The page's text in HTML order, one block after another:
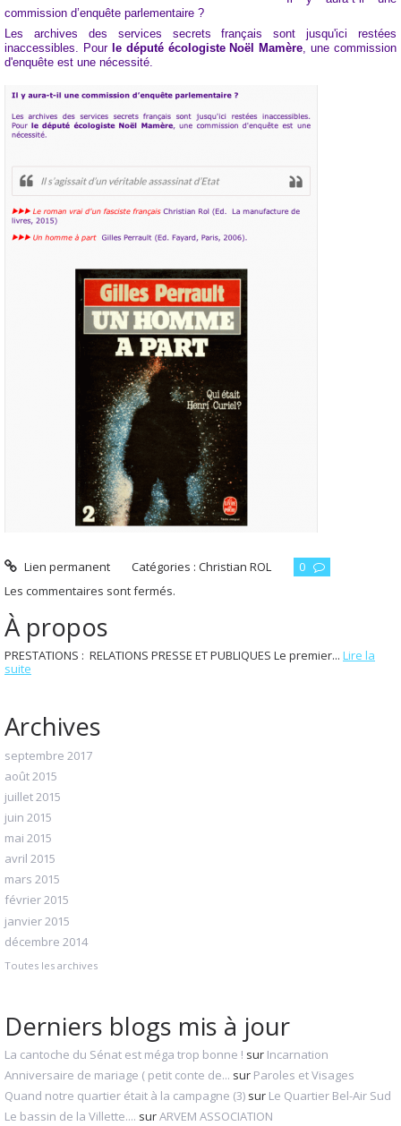
À propos
PRESTATIONS : RELATIONS PRESSE ET PUBLIQUES Le premier... Lire la
suite
Archives
septembre 2017
août 2015
juillet 2015
juin 2015
mai 2015
avril 2015
mars 2015
février 2015
janvier 2015
décembre 2014
Toutes les archives
Derniers blogs mis à jour
La cantoche du Sénat est méga trop bonne ! sur Incarnation
Anniversaire de mariage ( petit conte de... sur Paroles et Visages
Quand notre quartier était à la campagne (3) sur Le Quartier Bel-Air Sud
Le bassin de la Villette.... surARVEM ASSOCIATION
commission d’enquête parlementaire ?
Les archives des services secrets français sont jusqu'ici restées
inaccessibles. Pour le député écologiste Noël Mamère, une commission
d'enquête est une nécessité.
Lien permanent Catégories :Christian ROL
0
Les commentaires sont fermés.